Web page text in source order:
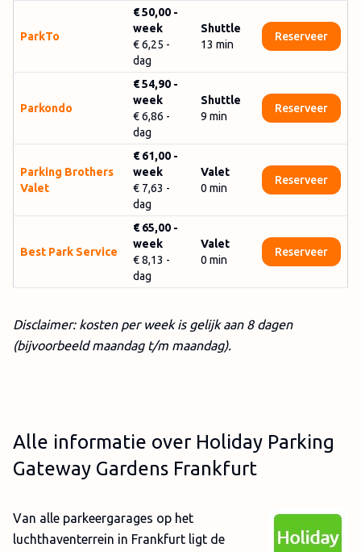
ParkTo
€ 50,00 -
week
€ 6,25 -
dag
Shuttle
13 min
Reserveer
Parkondo
€ 54,90 -
week
€ 6,86 -
dag
Shuttle
9 min
Reserveer
Parking Brothers
Valet
€ 61,00 -
week
€ 7,63 -
dag
Valet
0 min
Reserveer
Best Park Service
€ 65,00 -
week
€ 8,13 -
dag
Valet
0 min
Reserveer
Disclaimer: kosten per week is gelijk aan 8 dagen
(bijvoorbeeld maandag t/m maandag).
Alle informatie over Holiday Parking
Gateway Gardens Frankfurt
Van alle parkeergarages op het
luchthaventerrein in Frankfurt ligt de